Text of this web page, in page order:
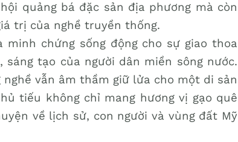
quảng bá đặc sản địa phương mà còn
trị của nghề truyền thống.
minh chứng sống động cho sự giao thoa
tạo của người dân miền sông nước.
vẫn âm thầm giữ lửa cho một di sản
tiếu không chỉ mang hương vị gạo quê
về lịch sử, con người và vùng đất Mỹ